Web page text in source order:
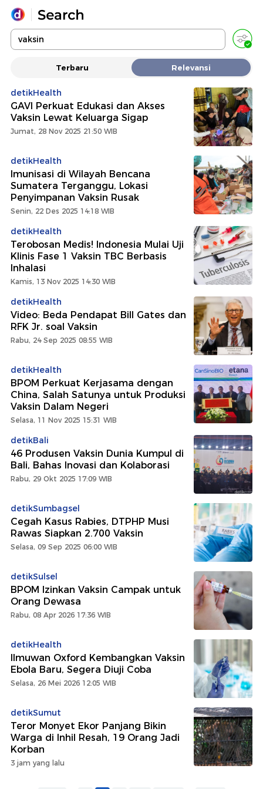
Yang sedang ramai dicari
Promoted
Terbaru Relevansi
detikHealth
GAVI Perkuat Edukasi dan Akses
Vaksin Lewat Keluarga Sigap
Jumat, 28 Nov 2025 21:50 WIB
detikHealth
Imunisasi di Wilayah Bencana
Sumatera Terganggu, Lokasi
Penyimpanan Vaksin Rusak
Senin, 22 Des 2025 14:18 WIB
detikHealth
Terobosan Medis! Indonesia Mulai Uji
Klinis Fase 1 Vaksin TBC Berbasis
Inhalasi
Kamis, 13 Nov 2025 14:30 WIB
detikHealth
Video: Beda Pendapat Bill Gates dan
RFK Jr. soal Vaksin
Rabu, 24 Sep 2025 08:55 WIB
detikHealth
BPOM Perkuat Kerjasama dengan
China, Salah Satunya untuk Produksi
Vaksin Dalam Negeri
Selasa, 11 Nov 2025 15:31 WIB
detikBali
46 Produsen Vaksin Dunia Kumpul di
Bali, Bahas Inovasi dan Kolaborasi
Rabu, 29 Okt 2025 17:09 WIB
detikSumbagsel
Cegah Kasus Rabies, DTPHP Musi
Rawas Siapkan 2.700 Vaksin
Selasa, 09 Sep 2025 06:00 WIB
detikSulsel
BPOM Izinkan Vaksin Campak untuk
Orang Dewasa
Rabu, 08 Apr 2026 17:36 WIB
detikHealth
Ilmuwan Oxford Kembangkan Vaksin
Ebola Baru, Segera Diuji Coba
Selasa, 26 Mei 2026 12:05 WIB
detikSumut
Teror Monyet Ekor Panjang Bikin
Warga di Inhil Resah, 19 Orang Jadi
Korban
3 jam yang lalu